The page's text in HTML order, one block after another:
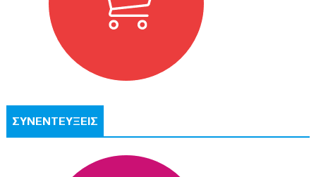
ΣΥΝΕΝΤΕΥΞΕΙΣ